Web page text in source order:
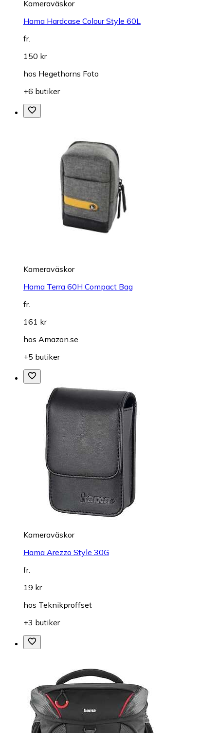
Kameraväskor
Hama Hardcase Colour Style 60L
fr.
150 kr
hos Hegethorns Foto
+6 butiker
Kameraväskor
Hama Terra 60H Compact Bag
fr.
161 kr
hos Amazon.se
+5 butiker
Kameraväskor
Hama Arezzo Style 30G
fr.
19 kr
hos Teknikproffset
+3 butiker